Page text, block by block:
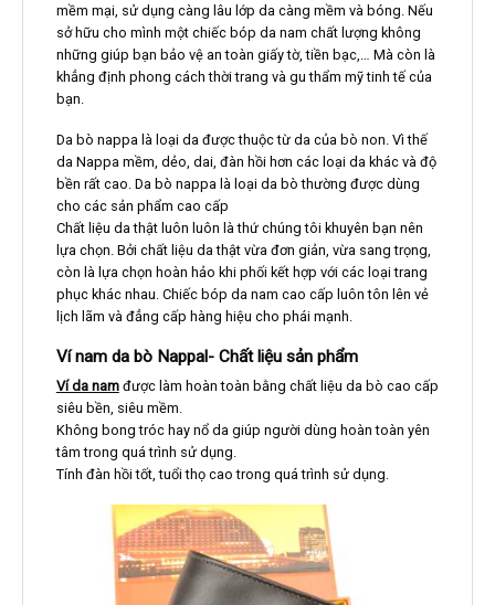
mềm mại, sử dụng càng lâu lớp da càng mềm và bóng. Nếu
sở hữu cho mình một chiếc bóp da nam chất lượng không
những giúp bạn bảo vệ an toàn giấy tờ, tiền bạc,… Mà còn là
khẳng định phong cách thời trang và gu thẩm mỹ tinh tế của
bạn.
Da bò nappa là loại da được thuộc từ da của bò non. Vì thế
da Nappa mềm, dẻo, dai, đàn hồi hơn các loại da khác và độ
bền rất cao. Da bò nappa là loại da bò thường được dùng
cho các sản phẩm cao cấp
Chất liệu da thật luôn luôn là thứ chúng tôi khuyên bạn nên
lựa chọn. Bởi chất liệu da thật vừa đơn giản, vừa sang trọng,
còn là lựa chọn hoàn hảo khi phối kết hợp với các loại trang
phục khác nhau. Chiếc bóp da nam cao cấp luôn tôn lên vẻ
lịch lãm và đẳng cấp hàng hiệu cho phái mạnh.
Ví nam da bò Nappal- Chất liệu sản phẩm
Ví da namđược làm hoàn toàn bằng chất liệu da bò cao cấp
siêu bền, siêu mềm.
Không bong tróc hay nổ da giúp người dùng hoàn toàn yên
tâm trong quá trình sử dụng.
Tính đàn hồi tốt, tuổi thọ cao trong quá trình sử dụng.